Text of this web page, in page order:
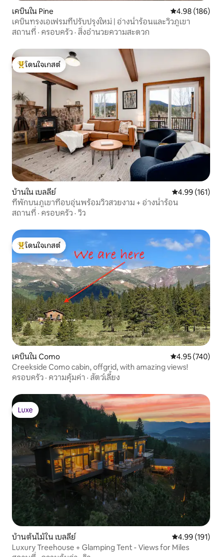
เคบินใน Pine คะแนนเฉลี่ย
4.98 (186)
เคบินทรงเอเฟรมที่ปรับปรุงใหม่ | อ่างน้ำร้อนและวิวภูเขา
สถานที่ · ครอบครัว · สิ่งอำนวยความสะดวก
โดนใจเกสต์ที่สุด
โดนใจเกสต์
บ้านใน เบลลีย์ คะแนนเฉลี่ย
4.99 (161)
ที่พักบนภูเขาที่อบอุ่นพร้อมวิวสวยงาม + อ่างน้ำร้อน
สถานที่ · ครอบครัว · วิว
โดนใจเกสต์ที่สุด
โดนใจเกสต์
เคบินใน Como คะแนนเฉลี่ย
4.95 (740)
Creekside Como cabin, offgrid, with amazing views!
ครอบครัว · ความคุ้มค่า · สัตว์เลี้ยง
Luxe
Luxe
บ้านต้นไม้ใน เบลลีย์ คะแนนเฉลี่ย
4.99 (191)
Luxury Treehouse + Glamping Tent - Views for Miles